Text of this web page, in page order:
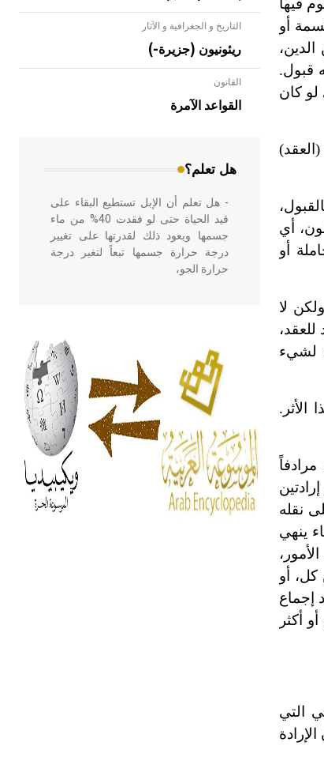
فيها
أو
قبول.
كان
أي
أو
لا
لشيء
الأثر.
نقله
ينهي
كل، أو
إجماع
أكثر
التي
التاريخ و الجغرافية و الآثار
ريئونيون (جزيرة-)
القانون
القواعد الآمرة
هل تعلم؟
- هل تعلم أن الأبلق نوع من الفنون
الهندسية التي ارتبطت بالعمارة الإسلامية
في بلاد الشام ومصر خاصة، حيث يحرص
- هل تعلم أن الإبل تستطيع البقاء على
قيد الحياة حتى لو فقدت 40% من ماء
جسمها ويعود ذلك لقدرتها على تغيير
درجة حرارة جسمها تبعاً لتغير درجة
حرارة الجو،
أربعة مؤلفات هي: الحكم، الأدلة، تنظيم
التغذية، ورسالته في جروح الرأس.
ويعود له الفضل بأنه حرر الطب من
الدين والفلسفة.
- هل تعلم أن المرجان إفراز حيواني
يتكون في البحر ويتركب من مادة
كربونات الكلسيوم، وهو أحمر أو شديد
الحمرة وهو أجود أنواعه، ويمتاز بكبر
الحجم ويسمى الش